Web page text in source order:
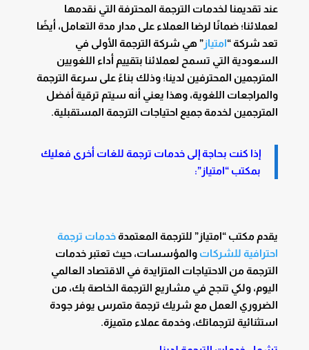
عند تقديمنا لخدمات الترجمة المحترفة التي نقدمها
لعملائنا؛ ضمانًا لرضا العملاء على مدار مدة التعامل، أيضًا
تعد شركة “امتياز” هي شركة الترجمة الأولى في
السعودية التي تسمح لعملائنا بتقييم أداء اللغويين
المترجمين المحترفين لدينا؛ وذلك بناءً على سرعة الترجمة
والمراجعات اللغوية، وهذا يعني أنه سيتم ترقية أفضل
المترجمين لخدمة جميع احتياجات الترجمة المستقبلية.
إذا كنت بحاجة إلى خدمات ترجمة للغات أخرى فعليك
بمكتب “امتياز”:
يقدم مكتب “امتياز” للترجمة المعتمدةخدمات ترجمة
احترافية للشركات والمؤسسات، حيث تعتبر خدمات
الترجمة من الاحتياجات المتزايدة في الاقتصاد العالمي
اليوم، ولكي تنجح في مشاريع الترجمة الخاصة بك، من
الضروري العمل مع شريك ترجمة متمرس يوفر جودة
استثنائية لترجماتك، وخدمة عملاء متميزة.